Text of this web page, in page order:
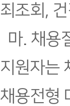
죄조회,
마. 채용
지원자는
채용전형